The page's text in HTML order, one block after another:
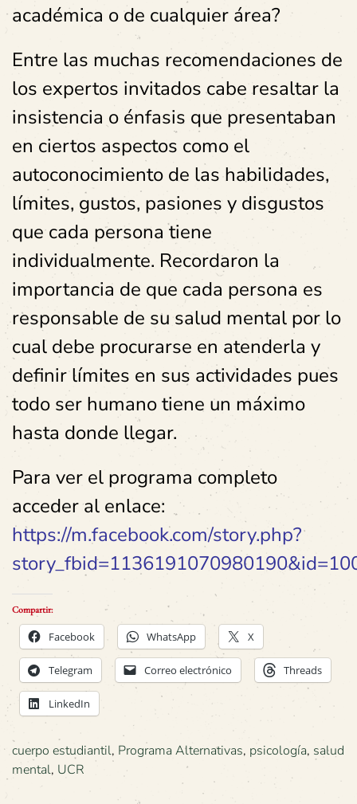
académica o de cualquier área?
Entre las muchas recomendaciones de
los expertos invitados cabe resaltar la
insistencia o énfasis que presentaban
en ciertos aspectos como el
autoconocimiento de las habilidades,
límites, gustos, pasiones y disgustos
que cada persona tiene
individualmente. Recordaron la
importancia de que cada persona es
responsable de su salud mental por lo
cual debe procurarse en atenderla y
definir límites en sus actividades pues
todo ser humano tiene un máximo
hasta donde llegar.
Para ver el programa completo
acceder al enlace:
https://m.facebook.com/story.php?
Compartir:
Facebook WhatsApp X
Telegram Correo electrónico Threads
LinkedIn
cuerpo estudiantil, Programa Alternativas, psicología, salud
mental, UCR